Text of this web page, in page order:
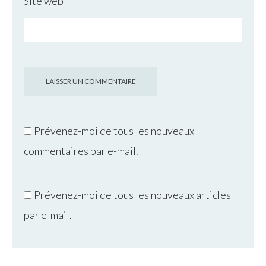
Prévenez-moi de tous les nouveaux
commentaires par e-mail.
Prévenez-moi de tous les nouveaux articles
par e-mail.